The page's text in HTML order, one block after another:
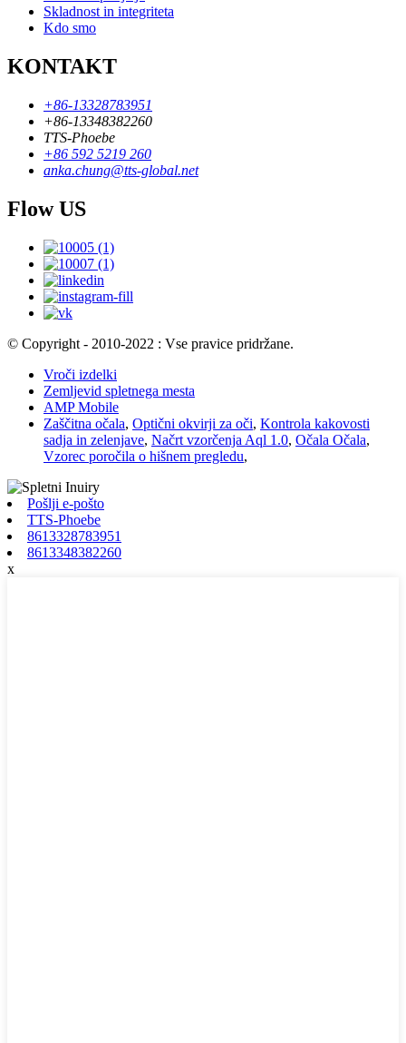
Skladnost in integriteta
Kdo smo
KONTAKT
+86-13328783951
+86-13348382260
TTS-Phoebe
+86 592 5219 260
anka.chung@tts-global.net
Flow US
© Copyright - 2010-2022 : Vse pravice pridržane.
Vroči izdelki
Zemljevid spletnega mesta
AMP Mobile
Zaščitna očala, Optični okvirji za oči, Kontrola kakovosti
sadja in zelenjave, Načrt vzorčenja Aql 1.0, Očala Očala,
Vzorec poročila o hišnem pregledu,
Pošlji e-pošto
TTS-Phoebe
8613328783951
8613348382260
x